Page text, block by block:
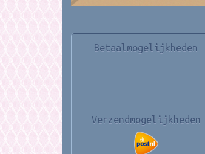
Betaalmogelijkheden
Verzendmogelijkheden